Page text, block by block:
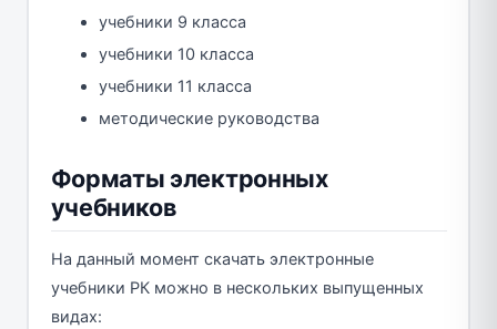
учебники 9 класса
учебники 10 класса
учебники 11 класса
методические руководства
Форматы электронных
учебников
На данный момент скачать электронные
учебники РК можно в нескольких выпущенных
видах: